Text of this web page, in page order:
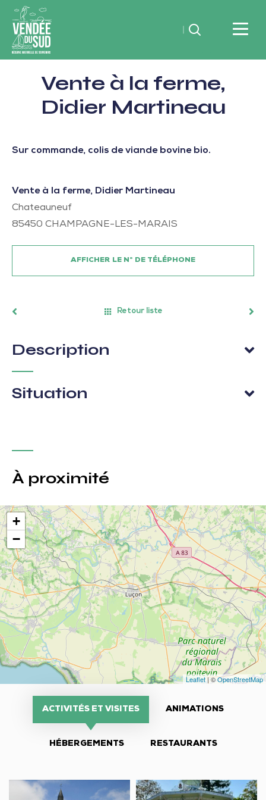
Vendée
naturelle
souvenirs
Rechercher
Vente à la ferme,
Didier Martineau
Sur commande, colis de viande bovine bio.
Vente à la ferme, Didier Martineau
Chateauneuf
85450 CHAMPAGNE-LES-MARAIS
AFFICHER LE N° DE TÉLÉPHONE
Retour liste
Description
Situation
À proximité
+
−
Leaflet| ©OpenStreetMap
ACTIVITÉS ET VISITES ANIMATIONS
HÉBERGEMENTS RESTAURANTS
Église
Jardin